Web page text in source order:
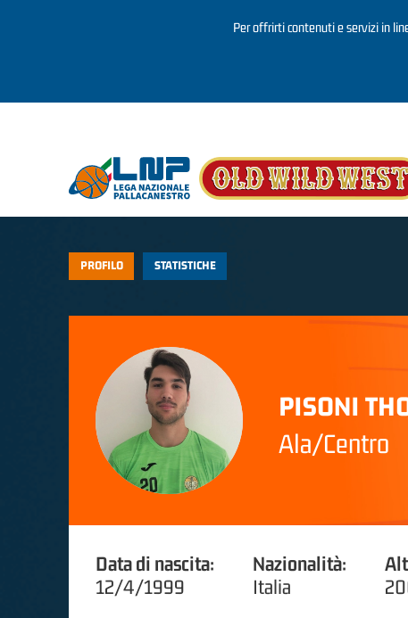
Per offrirti contenuti e servizi in
PROFILO STATISTICHE
PISONI
Ala/Centro
Data di nascita:
12/4/1999
Nazionalità:
Italia